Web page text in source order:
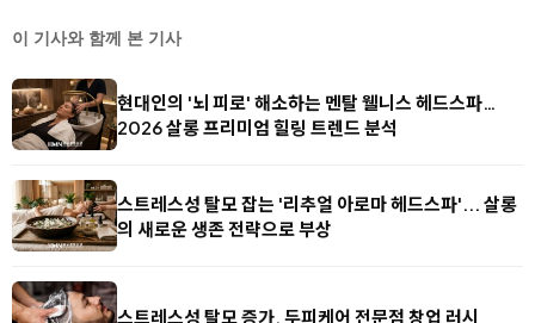
이 기사와 함께 본 기사
현대인의 '뇌 피로' 해소하는 멘탈 웰니스 헤드스파…
2026 살롱 프리미엄 힐링 트렌드 분석
스트레스성 탈모 잡는 '리추얼 아로마 헤드스파'... 살롱
의 새로운 생존 전략으로 부상
스트레스성 탈모 증가, 두피케어 전문점 창업 러시